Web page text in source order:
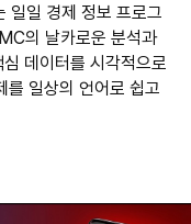
일일 경제 정보 프로그
의 날카로운 분석과
데이터를 시각적으로
를 일상의 언어로 쉽고